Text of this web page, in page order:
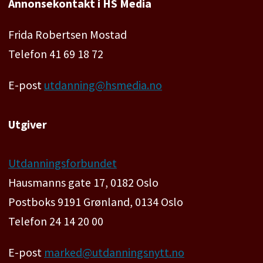
Annonsekontakt i HS Media
Frida Robertsen Mostad
Telefon 41 69 18 72
E-post utdanning@hsmedia.no
Utgiver
Utdanningsforbundet
Hausmanns gate 17, 0182 Oslo
Postboks 9191 Grønland, 0134 Oslo
Telefon 24 14 20 00
E-post marked@utdanningsnytt.no